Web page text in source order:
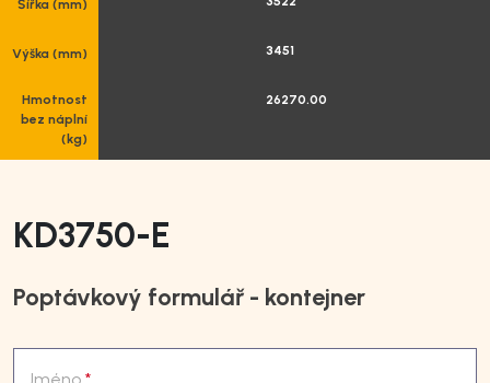
Šířka (mm)
Výška (mm) 3451
Hmotnost
bez náplní
(kg)
26270.00
Poptávkový formulář - kontejner
KD3750-E